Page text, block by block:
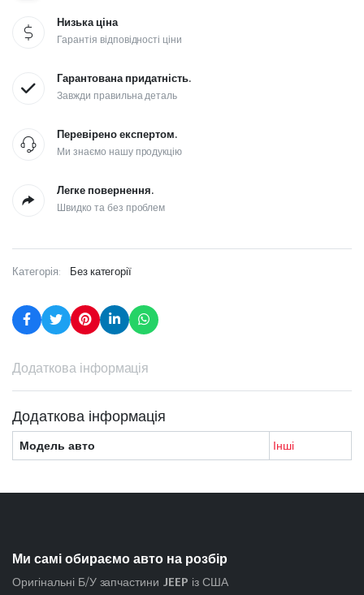
Низька ціна
Гарантія відповідності ціни
Гарантована придатність.
Завжди правильна деталь
Перевірено експертом.
Ми знаємо нашу продукцію
Легке повернення.
Швидко та без проблем
Категорія: Без категорії
Додаткова інформація
Додаткова інформація
Модель авто Інші
Ми самі обираємо авто на розбір
Оригінальні Б/У запчастини JEEP із США